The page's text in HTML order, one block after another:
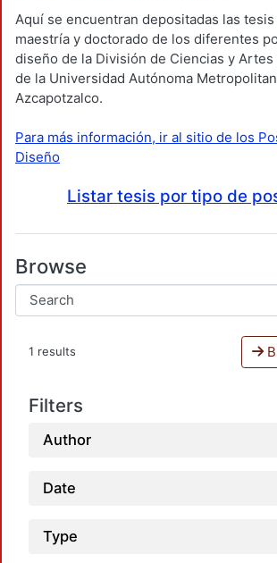
Aquí se encuentran depositadas las
maestría y doctorado de los diferentes
diseño de la División de Ciencias y Artes
de la Universidad Autónoma
Azcapotzalco.
Para más información, ir al sitio de los
Diseño
Listar tesis por tipo de
Browse
1 results
Filters
Author
Date
Type